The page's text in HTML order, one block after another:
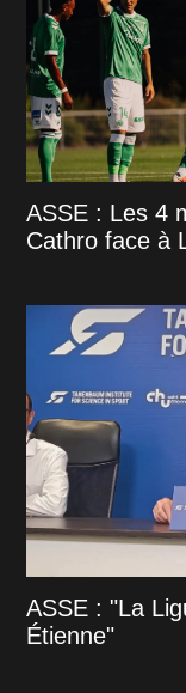
ASSE : Les 4
Cathro face à
ASSE : "La
Étienne"